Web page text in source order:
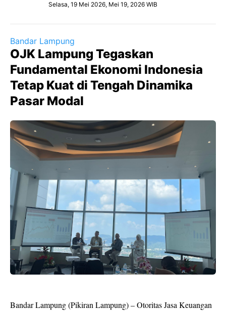
Selasa, 19 Mei 2026, Mei 19, 2026 WIB
Bandar Lampung
OJK Lampung Tegaskan
Fundamental Ekonomi Indonesia
Tetap Kuat di Tengah Dinamika
Pasar Modal
Bandar Lampung (Pikiran Lampung)– Otoritas Jasa Keuangan